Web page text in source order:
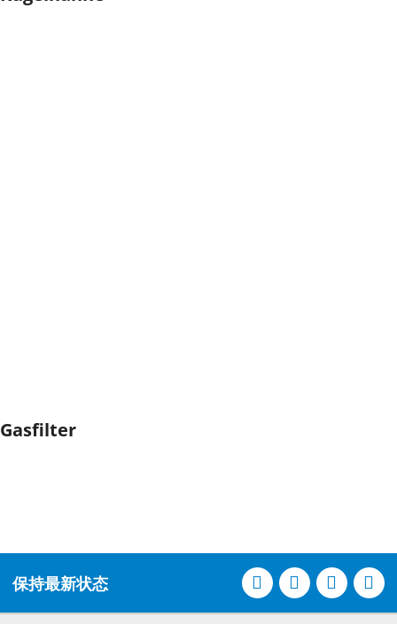
Gasfilter
保持最新状态